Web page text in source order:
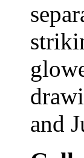
and